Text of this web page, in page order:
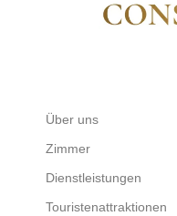
Über uns
Zimmer
Dienstleistungen
Touristenattraktionen